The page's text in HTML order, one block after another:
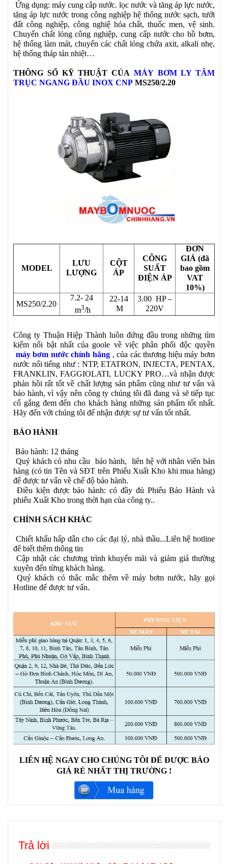
Ứng dụng: máy cung câp nước. lọc nước và tăng áp lực nước,
tăng áp lực nước trong công nghiệp hệ thống nước sạch, tưới
đất công nghiệp, công nghiệ hóa chất, thuốc men, vệ sinh.
Chuyển chất lỏng công nghiệp, cung cấp nước cho hồ bơm,
hệ thống làm mát, chuyển các chất lỏng chứa axit, alkali nhẹ,
hệ thống tháp tản nhiệt…
THÔNG SỐ KỸ THUẬT CỦA MÁY BƠM LY TÂM
TRỤC NGANG ĐẦU INOX CNP MS250/2.20
MODEL
LƯU
LƯỢNG
CỘT
ÁP
CÔNG
SUẤT
ĐIỆN ÁP
ĐƠN
GIÁ (đã
bao gồm
VAT
10%)
MS250/2.20
7.2- 24
m3/h
22-14
M
3.00 HP –
220V
Công ty Thuận Hiệp Thành luôn đứng đầu trong những tìm
kiếm nổi bật nhất của goole về việc phân phối độc quyền
máy bơm nước chính hãng, của các thương hiệu máy bơm
nước nổi tiếng như : NTP, ETATRON, INJECTA, PENTAX,
FRANKLIN, FAGGIOLATI, LUCKY PRO…và nhận được
phản hồi rất tốt về chất lượng sản phẩm cũng như tư vấn và
bảo hành, vì vậy nên công ty chúng tôi đã đang và sẽ tiếp tục
cố gắng đem đến cho khách hàng những sản phẩm tốt nhất.
Hãy đến với chúng tôi để nhận được sự tư vấn tốt nhất.
BẢO HÀNH
Bảo hành: 12 tháng
Quý khách có nhu cầu bảo hành, liên hệ với nhân viên bán
hàng (có tin Tên và SĐT trên Phiếu Xuất Kho khi mua hàng)
để được tư vấn về chế độ bảo hành.
Điều kiện được bảo hành: có đầy đủ Phiếu Bảo Hành và
phiếu Xuất Kho trong thời hạn của công ty..
CHÍNH SÁCH KHÁC
Chiết khấu hấp dẫn cho các đại lý, nhà thầu...Liên hệ hotline
để biết thêm thông tin
Cập nhật các chương trình khuyến mãi và giảm giá thường
xuyên đến từng khách hàng.
Quý khách có thắc mắc thêm về máy bơm nước, hãy gọi
Hotline để được tư vấn.
LIÊN HỆ NGAY CHO CHÚNG TÔI ĐỂ ĐƯỢC BÁO
GIÁ RẺ NHẤT THỊ TRƯỜNG !
Trả lời